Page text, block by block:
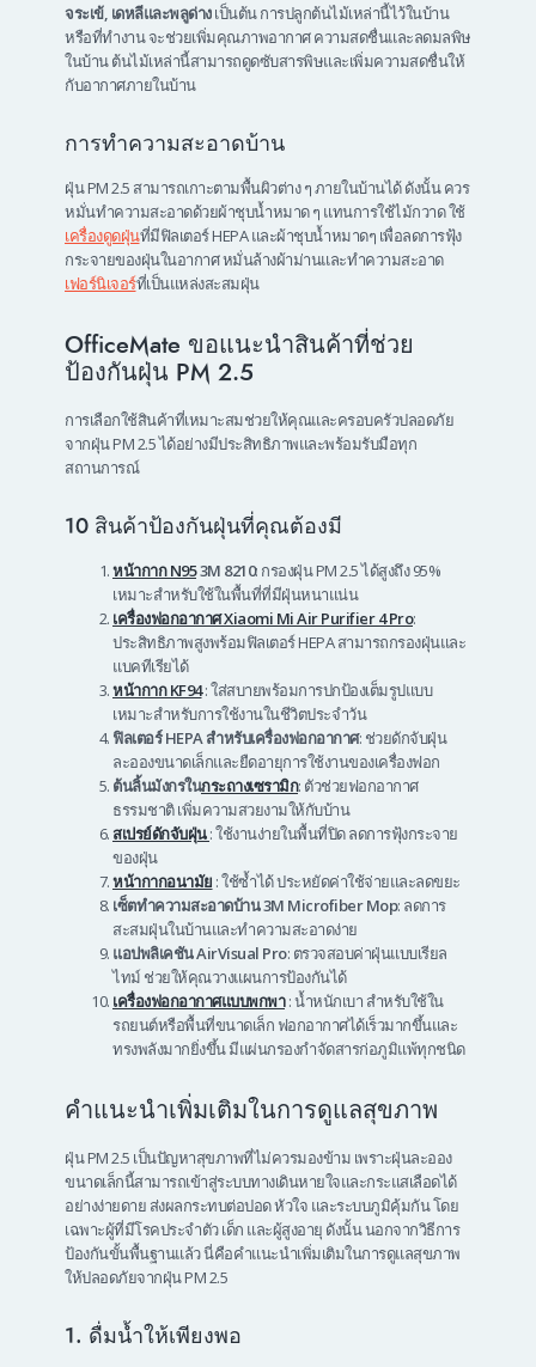
จระเข้, เดหลีและพลูด่างเป็นต้น การปลูกต้นไม้เหล่านี้ไว้ในบ้าน
หรือที่ทำงาน จะช่วยเพิ่มคุณภาพอากาศ ความสดชื่นและลดมลพิษ
ในบ้าน ต้นไม้เหล่านี้สามารถดูดซับสารพิษและเพิ่มความสดชื่นให้
กับอากาศภายในบ้าน
การทำความสะอาดบ้าน
ฝุ่น PM 2.5 สามารถเกาะตามพื้นผิวต่าง ๆ ภายในบ้านได้ ดังนั้น ควร
หมั่นทำความสะอาดด้วยผ้าชุบน้ำหมาด ๆ แทนการใช้ไม้กวาด ใช้
เครื่องดูดฝุ่นที่มีฟิลเตอร์ HEPA และผ้าชุบน้ำหมาดๆ เพื่อลดการฟุ้ง
กระจายของฝุ่นในอากาศ หมั่นล้างผ้าม่านและทำความสะอาด
เฟอร์นิเจอร์ที่เป็นแหล่งสะสมฝุ่น
OfficeMate ขอแนะนำสินค้าที่ช่วย
ป้องกันฝุ่น PM 2.5
การเลือกใช้สินค้าที่เหมาะสมช่วยให้คุณและครอบครัวปลอดภัย
จากฝุ่น PM 2.5 ได้อย่างมีประสิทธิภาพและพร้อมรับมือทุก
สถานการณ์
10 สินค้าป้องกันฝุ่นที่คุณต้องมี
หน้ากาก N953M 8210: กรองฝุ่น PM 2.5 ได้สูงถึง 95%
เหมาะสำหรับใช้ในพื้นที่ที่มีฝุ่นหนาแน่น
เครื่องฟอกอากาศ Xiaomi Mi Air Purifier 4 Pro:
ประสิทธิภาพสูงพร้อมฟิลเตอร์ HEPA สามารถกรองฝุ่นและ
แบคทีเรียได้
หน้ากาก KF94: ใส่สบายพร้อมการปกป้องเต็มรูปแบบ
เหมาะสำหรับการใช้งานในชีวิตประจำวัน
ฟิลเตอร์ HEPA สำหรับเครื่องฟอกอากาศ: ช่วยดักจับฝุ่น
ละอองขนาดเล็กและยืดอายุการใช้งานของเครื่องฟอก
ต้นลิ้นมังกรในกระถางเซรามิก: ตัวช่วยฟอกอากาศ
ธรรมชาติ เพิ่มความสวยงามให้กับบ้าน
สเปรย์ดักจับฝุ่น: ใช้งานง่ายในพื้นที่ปิด ลดการฟุ้งกระจาย
ของฝุ่น
หน้ากากอนามัย : ใช้ซ้ำได้ ประหยัดค่าใช้จ่ายและลดขยะ
เซ็ตทำความสะอาดบ้าน 3M Microfiber Mop: ลดการ
สะสมฝุ่นในบ้านและทำความสะอาดง่าย
แอปพลิเคชัน AirVisual Pro: ตรวจสอบค่าฝุ่นแบบเรียล
ไทม์ ช่วยให้คุณวางแผนการป้องกันได้
เครื่องฟอกอากาศแบบพกพา : น้ำหนักเบา สำหรับใช้ใน
รถยนต์หรือพื้นที่ขนาดเล็ก ฟอกอากาศได้เร็วมากขึ้นและ
ทรงพลังมากยิ่งขึ้น มีแผ่นกรองกำจัดสารก่อภูมิแพ้ทุกชนิด
คำแนะนำเพิ่มเติมในการดูแลสุขภาพ
ฝุ่น PM 2.5 เป็นปัญหาสุขภาพที่ไม่ควรมองข้าม เพราะฝุ่นละออง
ขนาดเล็กนี้สามารถเข้าสู่ระบบทางเดินหายใจและกระแสเลือดได้
อย่างง่ายดาย ส่งผลกระทบต่อปอด หัวใจ และระบบภูมิคุ้มกัน โดย
เฉพาะผู้ที่มีโรคประจำตัว เด็ก และผู้สูงอายุ ดังนั้น นอกจากวิธีการ
ป้องกันขั้นพื้นฐานแล้ว นี่คือคำแนะนำเพิ่มเติมในการดูแลสุขภาพ
ให้ปลอดภัยจากฝุ่น PM 2.5
1. ดื่มน้ำให้เพียงพอ